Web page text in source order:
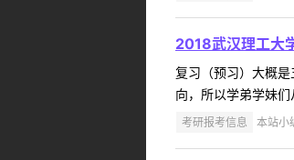
2018武汉理工大
复习（预习）大概
向，所以学弟学妹
考研报考信息 本站小